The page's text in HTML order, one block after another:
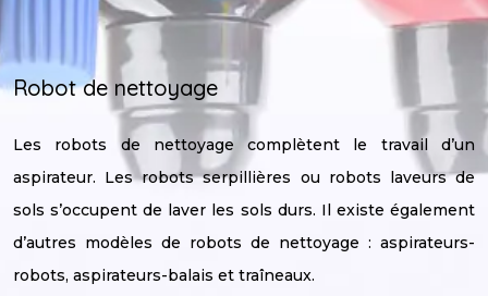
Robot de nettoyage
Les robots de nettoyage complètent le travail d’un
aspirateur. Les robots serpillières ou robots laveurs de
sols s’occupent de laver les sols durs. Il existe également
d’autres modèles de robots de nettoyage : aspirateurs-
robots, aspirateurs-balais et traîneaux.